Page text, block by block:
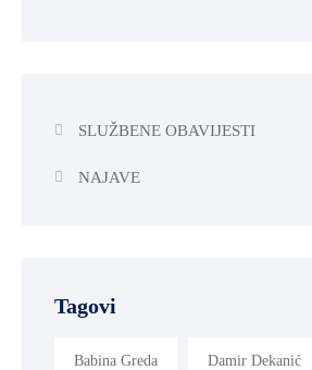
SLUŽBENE OBAVIJESTI
NAJAVE
Tagovi
Babina Greda Damir Dekanić